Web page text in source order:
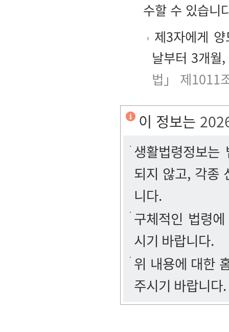
수할 수 있습니
제3자에게
날부터 3개월
법」 제1011
이 정보는
생활법령정보
되지 않고, 각종
니다.
구체적인 법령
시기 바랍니다.
위 내용에 대한
주시기 바랍니다.